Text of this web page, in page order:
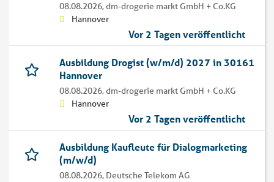
08.08.2026,dm-drogerie markt GmbH + Co.KG
Hannover
Vor 2 Tagen veröffentlicht
Ausbildung Drogist (w/m/d) 2027 in 30161
Hannover
08.08.2026,dm-drogerie markt GmbH + Co.KG
Hannover
Vor 2 Tagen veröffentlicht
Ausbildung Kaufleute für Dialogmarketing
(m/w/d)
08.08.2026, Deutsche Telekom AG